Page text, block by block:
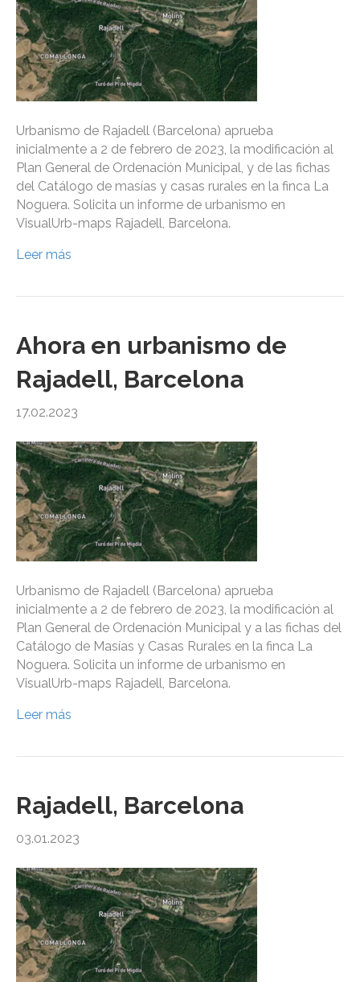
Urbanismo de Rajadell (Barcelona) aprueba
inicialmente a 2 de febrero de 2023, la modificación al
Plan General de Ordenación Municipal, y de las fichas
del Catálogo de masías y casas rurales en la finca La
Noguera. Solicita un informe de urbanismo en
VisualUrb-maps Rajadell, Barcelona.
Leer más
Ahora en urbanismo de
Rajadell, Barcelona
17.02.2023
Urbanismo de Rajadell (Barcelona) aprueba
inicialmente a 2 de febrero de 2023, la modificación al
Plan General de Ordenación Municipal y a las fichas del
Catálogo de Masías y Casas Rurales en la finca La
Noguera. Solicita un informe de urbanismo en
VisualUrb-maps Rajadell, Barcelona.
Leer más
Rajadell, Barcelona
03.01.2023